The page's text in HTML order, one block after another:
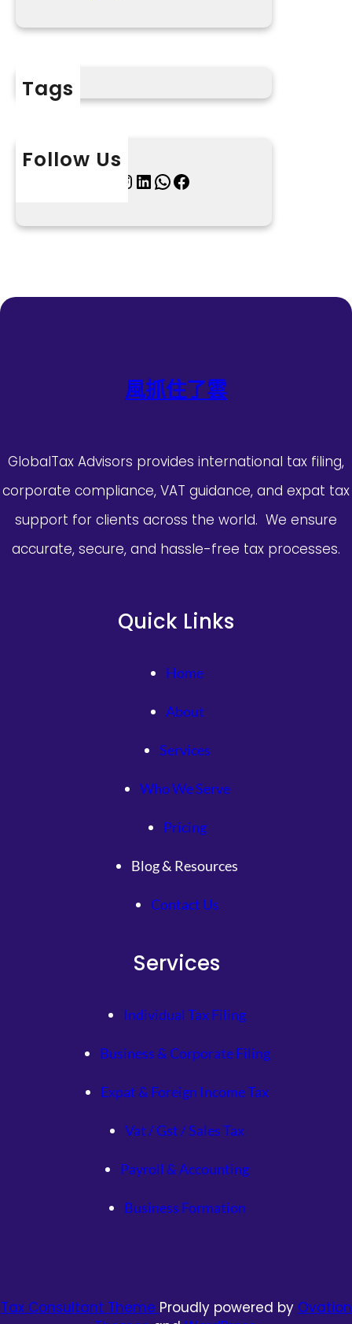
Tags
Follow Us
InstagramLinkedIn WhatsApp Facebook
風抓住了雲
GlobalTax Advisors provides international tax filing,
corporate compliance, VAT guidance, and expat tax
support for clients across the world. We ensure
accurate, secure, and hassle-free tax processes.
Quick Links
Home
About
Services
Who We Serve
Pricing
Blog & Resources
Contact Us
Services
Individual Tax Filing
Business & Corporate Filing
Expat & Foreign Income Tax
Vat / Gst / Sales Tax
Payroll & Accounting
Business Formation
Tax Consultant Theme Proudly powered by Ovation